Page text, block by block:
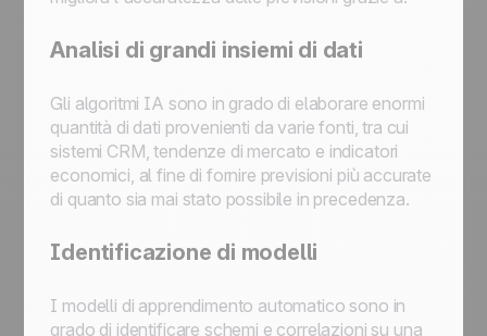
Analisi di grandi insiemi di dati
Gli algoritmi IA sono in grado di elaborare enormi
quantità di dati provenienti da varie fonti, tra cui
sistemi CRM, tendenze di mercato e indicatori
economici, al fine di fornire previsioni più accurate
di quanto sia mai stato possibile in precedenza.
Identificazione di modelli
I modelli di apprendimento automatico sono in
grado di identificare schemi e correlazioni su una